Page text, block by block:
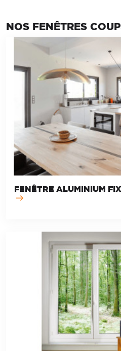
NOS FENÊTRES
FENÊTRE ALUMINIUM